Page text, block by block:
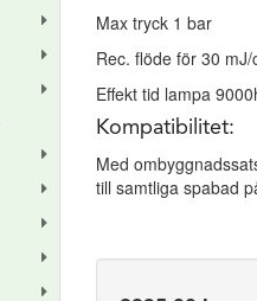
Max tryck 1 bar
Rec. flöde för 30 mJ/
Effekt tid lampa
Kompatibilitet:
Med
till samtliga spabad